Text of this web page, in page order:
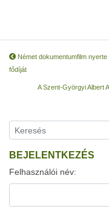
Német dokumentumfilm
fődíját
A Szent-Györgyi Albert
BEJELENTKEZÉS
Felhasználói név: